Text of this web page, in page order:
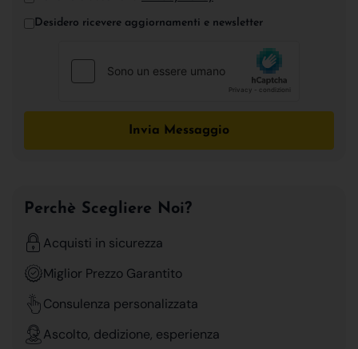
Desidero ricevere aggiornamenti e newsletter
Invia Messaggio
Perchè Scegliere Noi?
Acquisti in sicurezza
Miglior Prezzo Garantito
Consulenza personalizzata
Ascolto, dedizione, esperienza